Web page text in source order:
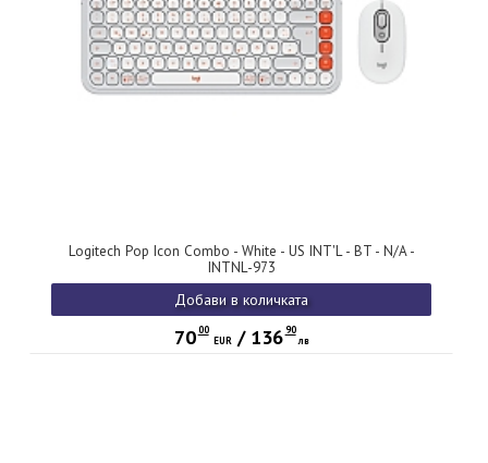
Logitech Pop Icon Combo - White - US INT'L - BT - N/A -
INTNL-973
Добави в количката
70 00
EUR/ 136 90
лв